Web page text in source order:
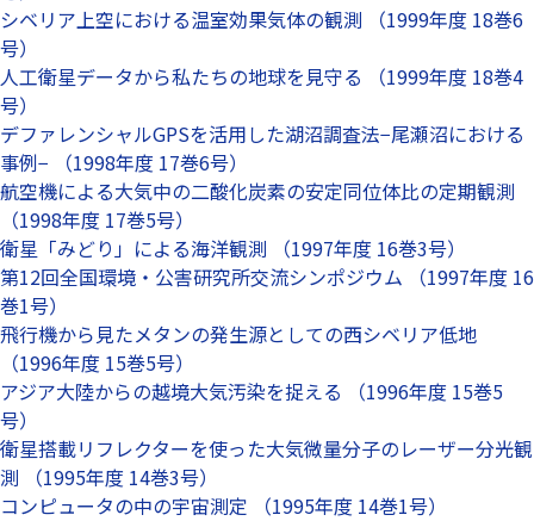
シベリア上空における温室効果気体の観測 （1999年度 18巻6
号）
人工衛星データから私たちの地球を見守る （1999年度 18巻4
号）
デファレンシャルGPSを活用した湖沼調査法−尾瀬沼における
事例− （1998年度 17巻6号）
航空機による大気中の二酸化炭素の安定同位体比の定期観測
（1998年度 17巻5号）
衛星「みどり」による海洋観測 （1997年度 16巻3号）
第12回全国環境・公害研究所交流シンポジウム （1997年度 16
巻1号）
飛行機から見たメタンの発生源としての西シベリア低地
（1996年度 15巻5号）
アジア大陸からの越境大気汚染を捉える （1996年度 15巻5
号）
衛星搭載リフレクターを使った大気微量分子のレーザー分光観
測 （1995年度 14巻3号）
コンピュータの中の宇宙測定 （1995年度 14巻1号）